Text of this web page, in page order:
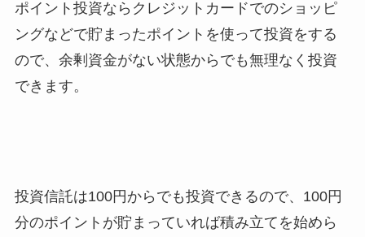
ポイント投資ならクレジットカードでのショッピ
ングなどで貯まったポイントを使って投資をする
ので、余剰資金がない状態からでも無理なく投資
できます。
投資信託は100円からでも投資できるので、100円
分のポイントが貯まっていれば積み立てを始めら